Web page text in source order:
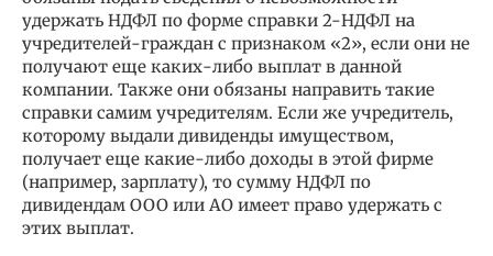
удержать НДФЛ по форме справки 2-НДФЛ на
учредителей-граждан с признаком «2», если они не
получают еще каких-либо выплат в данной
компании. Также они обязаны направить такие
справки самим учредителям. Если же учредитель,
которому выдали дивиденды имуществом,
получает еще какие-либо доходы в этой фирме
(например, зарплату), то сумму НДФЛ по
дивидендам ООО или АО имеет право удержать с
этих выплат.